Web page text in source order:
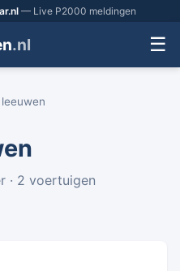
— Live P2000 meldingen
.nl ☰
· 2 voertuigen